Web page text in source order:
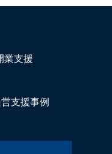
業支援
支援事例